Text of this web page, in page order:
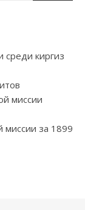
среди киргиз
миссии
миссии за 1899